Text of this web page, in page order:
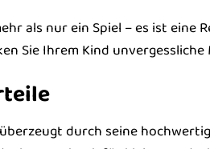
als nur ein Spiel – es ist eine
Sie Ihrem Kind
durch seine